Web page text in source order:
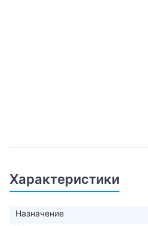
Характеристики
Назначение